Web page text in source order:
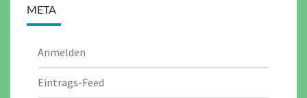
META
Anmelden
Eintrags-Feed